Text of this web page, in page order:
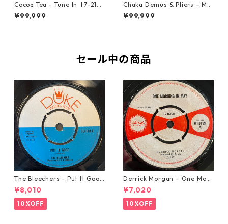
Cocoa Tea - Tune In【7-2187
2】
¥99,999
Chaka Demus & Pliers – Mu
rder She Wrote【7-21777】
¥99,999
セール中の商品
The Bleechers - Put It Good
【7-21637】
¥8,010
10%OFF
Derrick Morgan – One Morn
ing In May【7-21653】
¥7,020
10%OFF